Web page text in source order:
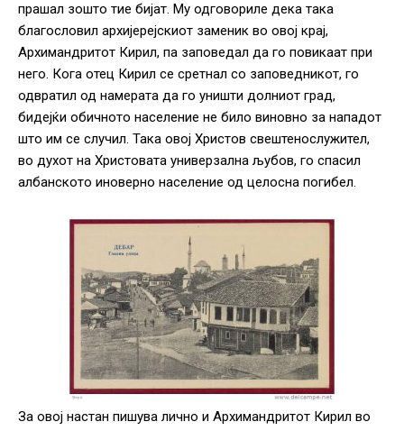
прашал зошто тие бијат. Му одговориле дека така
благословил архијерејскиот заменик во овој крај,
Архимандритот Кирил, па заповедал да го повикаат при
него. Кога отец Кирил се сретнал со заповедникот, го
одвратил од намерата да го уништи долниот град,
бидејќи обичното население не било виновно за нападот
што им се случил. Така овој Христов свештенослужител,
во духот на Христовата универзална љубов, го спасил
албанското иноверно население од целосна погибел.
За овој настан пишува лично и Архимандритот Кирил во